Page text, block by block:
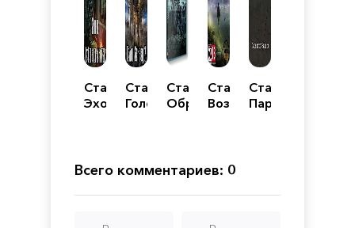
Сталкер
Эхо
Сталкер
Голос
Сталкер
Обречённый
Сталкер
Возвращение
Сталкер
Парадокс
Всего комментариев: 0